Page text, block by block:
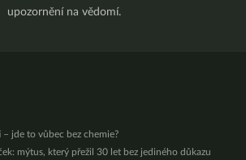
upozornění na vědomí.
– jde to vůbec bez chemie?
mýtus, který přežil 30 let bez jediného důkazu